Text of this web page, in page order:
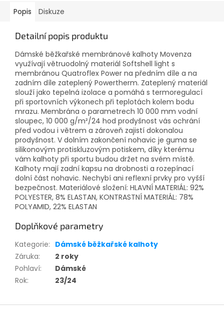
Popis Diskuze
Detailní popis produktu
Dámské běžkařské membránové kalhoty Movenza
využívají větruodolný materiál Softshell light s
membránou Quatroflex Power na předním díle a na
zadním díle zateplený Powertherm. Zateplený materiál
slouží jako tepelná izolace a pomáhá s termoregulací
při sportovních výkonech při teplotách kolem bodu
mrazu. Membrána o parametrech 10 000 mm vodní
sloupec, 10 000 g/m²/24 hod prodyšnost vás ochrání
před vodou i větrem a zároveň zajistí dokonalou
prodyšnost. V dolním zakončení nohavic je guma se
silikonovým protiskluzovým potiskem, díky kterému
vám kalhoty při sportu budou držet na svém místě.
Kalhoty mají zadní kapsu na drobnosti a rozepínací
dolní část nohavic. Nechybí ani reflexní prvky pro vyšší
bezpečnost. Materiálové složení: HLAVNÍ MATERIÁL: 92%
POLYESTER, 8% ELASTAN, KONTRASTNÍ MATERIÁL: 78%
POLYAMID, 22% ELASTAN
Doplňkové parametry
Kategorie: Dámské běžkařské kalhoty
Záruka:
2 roky
Pohlaví:
Dámské
Rok: 23/24